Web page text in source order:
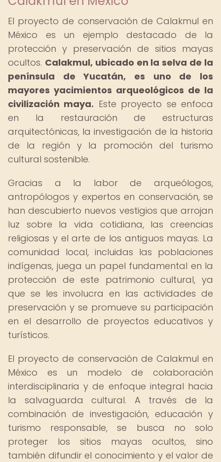
El proyecto de conservación de Calakmul en
México es un ejemplo destacado de la
protección y preservación de sitios mayas
ocultos. Calakmul, ubicado en la selva de la
península de Yucatán, es uno de los
mayores yacimientos arqueológicos de la
civilización maya. Este proyecto se enfoca
en la restauración de estructuras
arquitectónicas, la investigación de la historia
de la región y la promoción del turismo
cultural sostenible.
Gracias a la labor de arqueólogos,
antropólogos y expertos en conservación, se
han descubierto nuevos vestigios que arrojan
luz sobre la vida cotidiana, las creencias
religiosas y el arte de los antiguos mayas. La
comunidad local, incluidas las poblaciones
indígenas, juega un papel fundamental en la
protección de este patrimonio cultural, ya
que se les involucra en las actividades de
preservación y se promueve su participación
en el desarrollo de proyectos educativos y
turísticos.
El proyecto de conservación de Calakmul en
México es un modelo de colaboración
interdisciplinaria y de enfoque integral hacia
la salvaguarda cultural. A través de la
combinación de investigación, educación y
turismo responsable, se busca no solo
proteger los sitios mayas ocultos, sino
también difundir el conocimiento y el valor de